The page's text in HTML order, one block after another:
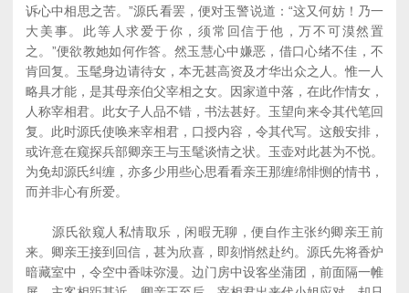
诉心中相思之苦。”源氏看罢，便对玉警说道：“这又何妨！乃一
大美事。此等人求爱于你，须常回信于他，万不可漠然置
之。”便欲教她如何作答。然玉慧心中嫌恶，借口心绪不佳，不
肯回复。玉髦身边请待女，本无甚高资及才华出众之人。惟一人
略具才能，是其母亲伯父宰相之女。因家道中落，在此作情女，
人称宰相君。此女子人品不错，书法甚好。玉望向来令其代笔回
复。此时源氏使唤来宰相君，口授内容，令其代写。这般安排，
或许意在窥探兵部卿亲王与玉髦谈情之状。玉壶对此甚为不悦。
为免却源氏纠缠，亦多少用些心思看看亲王那缠绵悱恻的情书，
而并非心有所爱。
源氏欲窥人私情取乐，闲暇无聊，便自作主张约卿亲王前
来。卿亲王接到回信，甚为欣喜，即刻悄然赴约。源氏先将香炉
暗藏室中，令空中香味弥漫。边门房中设客坐蒲团，前面隔一帷